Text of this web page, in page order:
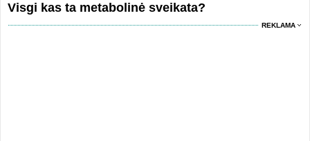
Visgi kas ta metabolinė sveikata?
REKLAMA